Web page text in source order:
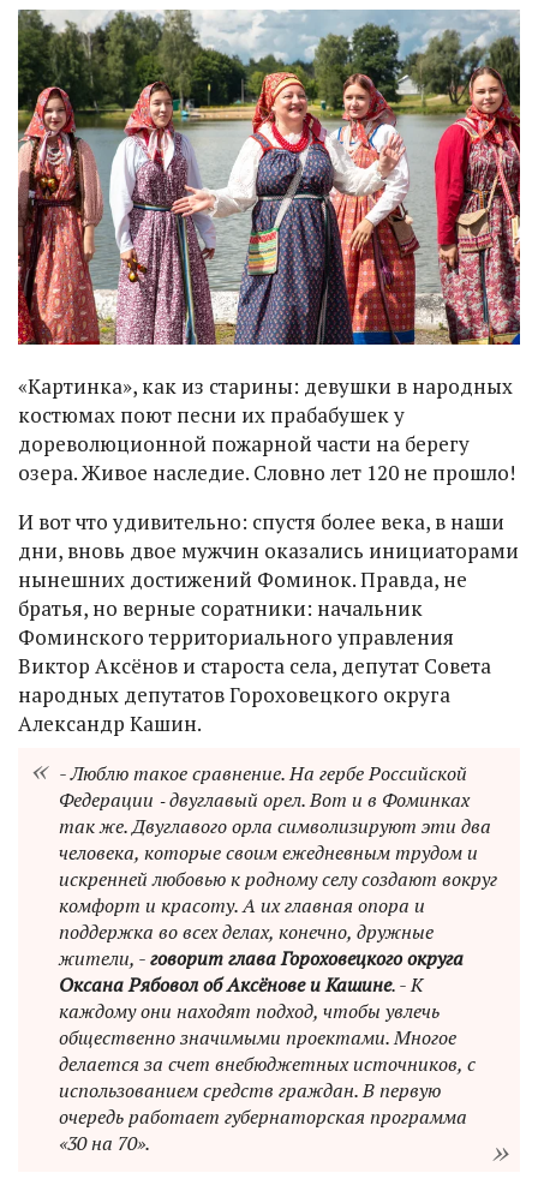
«Картинка», как из старины: девушки в народных
костюмах поют песни их прабабушек у
дореволюционной пожарной части на берегу
озера. Живое наследие. Словно лет 120 не прошло!
И вот что удивительно: спустя более века, в наши
дни, вновь двое мужчин оказались инициаторами
нынешних достижений Фоминок. Правда, не
братья, но верные соратники: начальник
Фоминского территориального управления
Виктор Аксёнов и староста села, депутат Совета
народных депутатов Гороховецкого округа
Александр Кашин.
- Люблю такое сравнение. На гербе Российской
Федерации ‑ двуглавый орел. Вот и в Фоминках
так же. Двуглавого орла символизируют эти два
человека, которые своим ежедневным трудом и
искренней любовью к родному селу создают вокруг
комфорт и красоту. А их главная опора и
поддержка во всех делах, конечно, дружные
жители, -говорит глава Гороховецкого округа
Оксана Рябовол об Аксёнове и Кашине. - К
каждому они находят подход, чтобы увлечь
общественно значимыми проектами. Многое
делается за счет внебюджетных источников, с
использованием средств граждан. В первую
очередь работает губернаторская программа
«30 на 70».